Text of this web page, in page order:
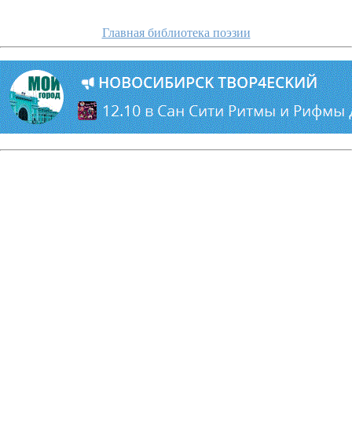
Главная библиотека поэзии